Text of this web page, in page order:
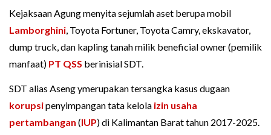
Kejaksaan Agung menyita sejumlah aset berupa mobil
Lamborghini, Toyota Fortuner, Toyota Camry, ekskavator,
dump truck, dan kapling tanah milik beneficial owner (pemilik
manfaat) PT QSS berinisial SDT.
SDT alias Aseng ymerupakan tersangka kasus dugaan
korupsipenyimpangan tata kelola izin usaha
pertambangan (IUP) di Kalimantan Barat tahun 2017-2025.